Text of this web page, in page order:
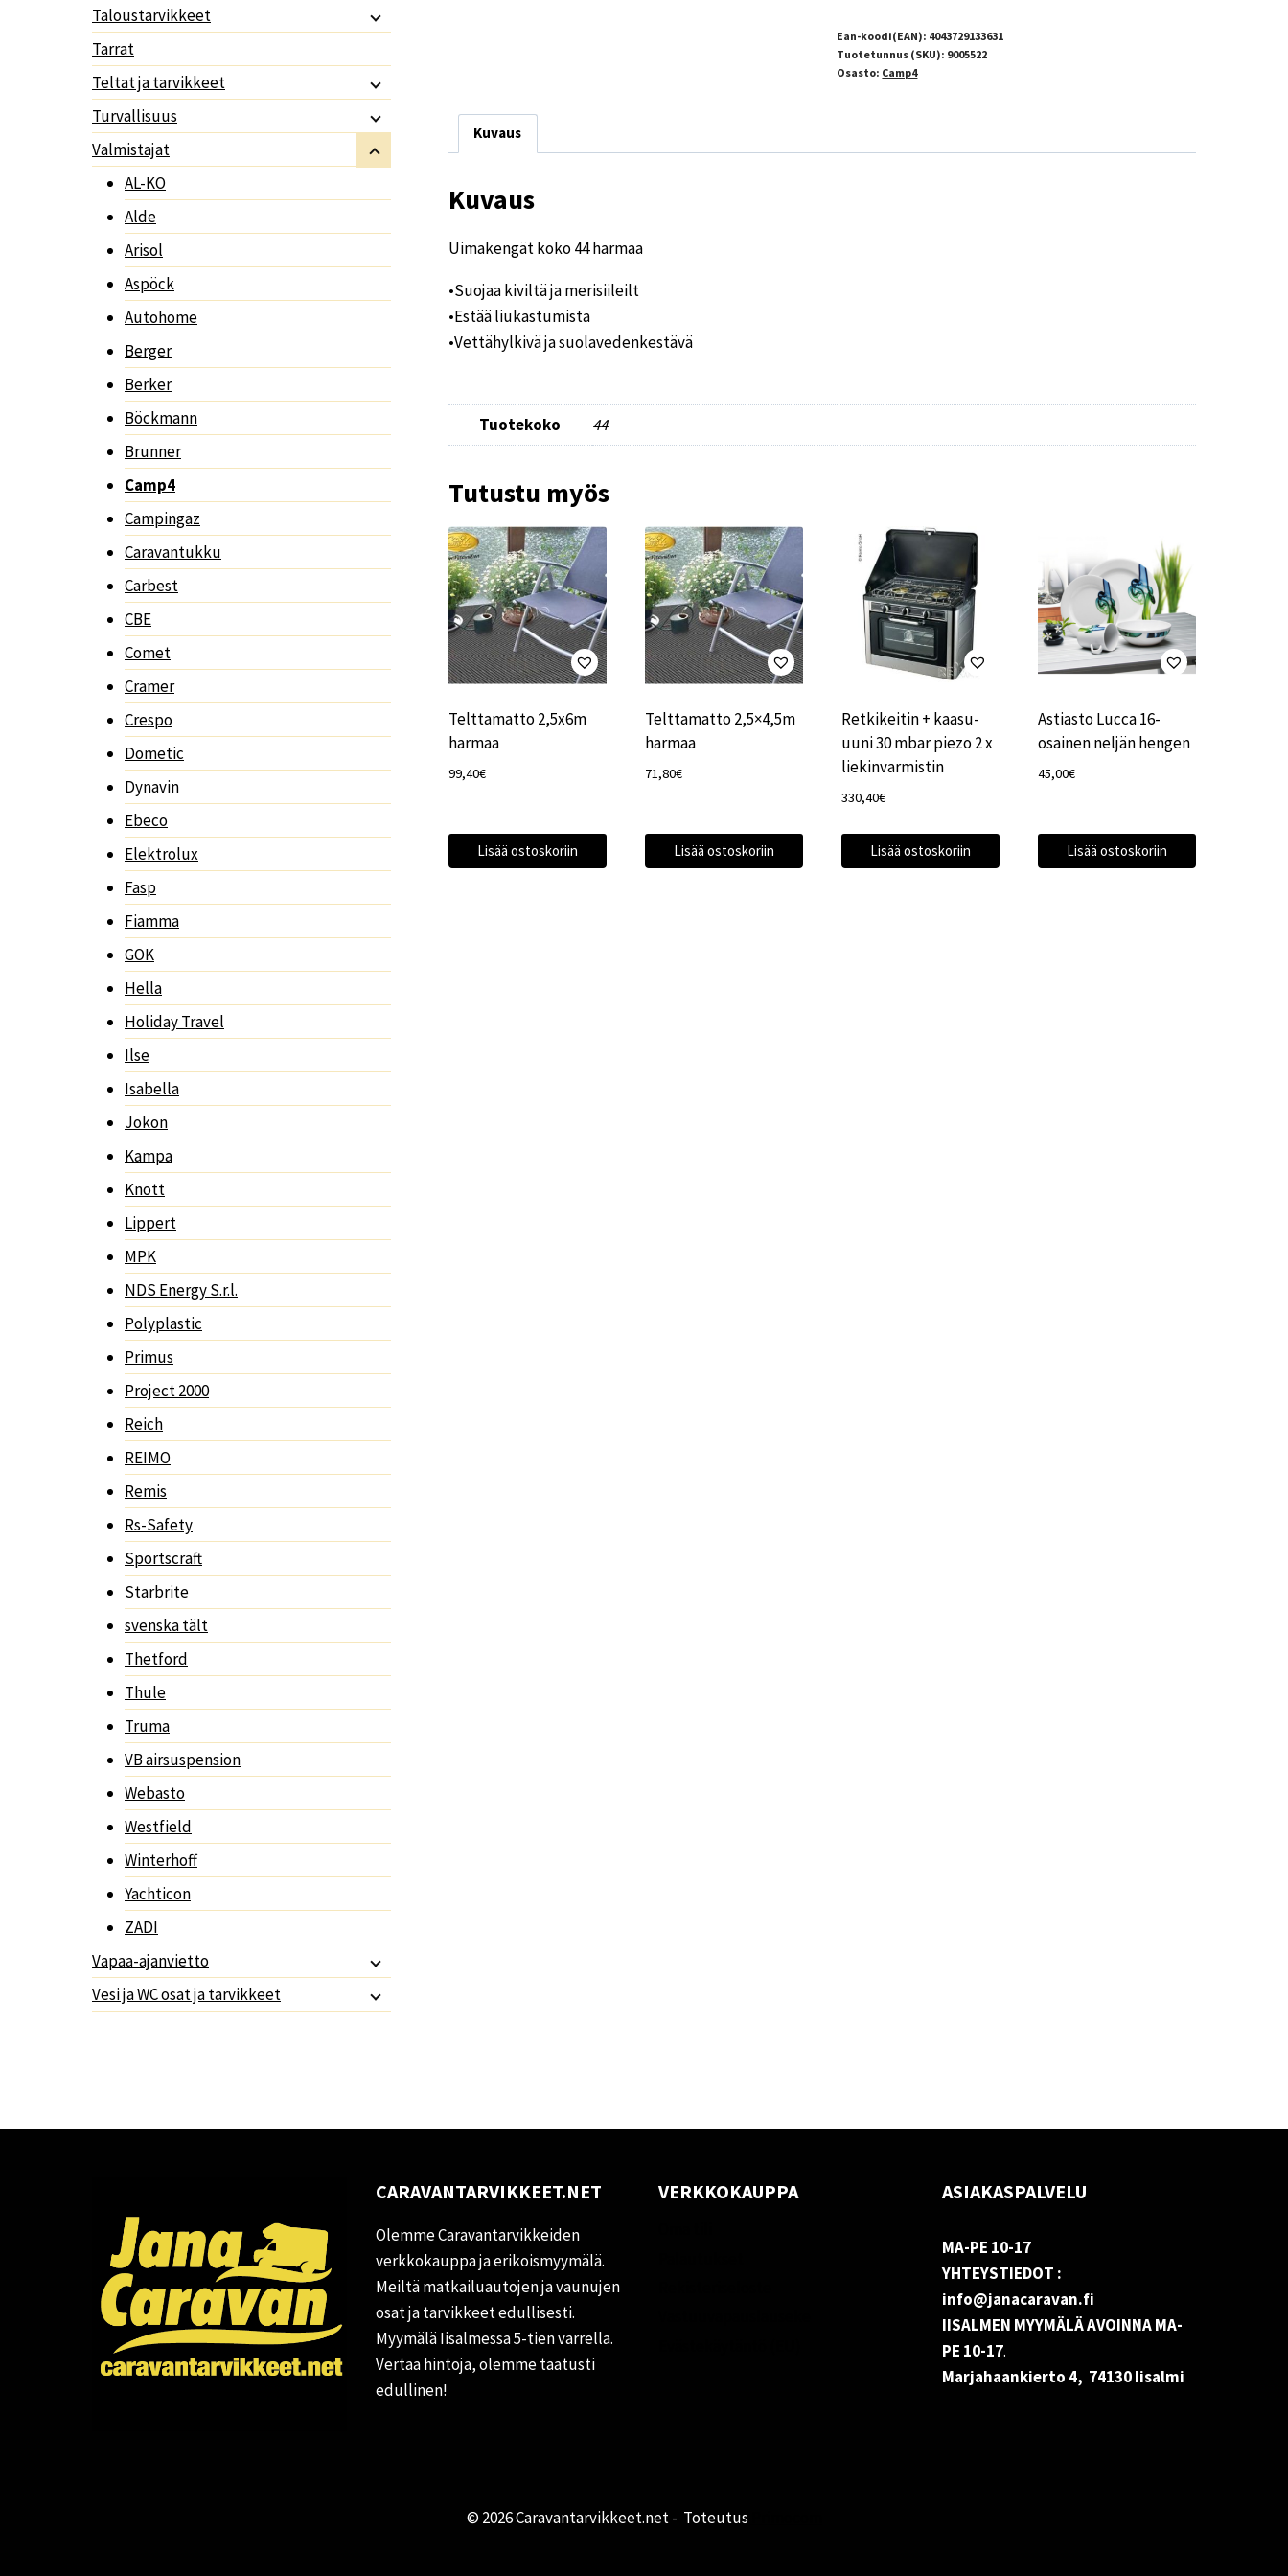
Ean-koodi(EAN): 4043729133631
Tuotetunnus (SKU): 9005522
Osasto: Camp4
Kuvaus
Kuvaus
Uimakengät koko 44 harmaa
•Suojaa kiviltä ja merisiileilt
•Estää liukastumista
•Vettähylkivä ja suolavedenkestävä
Tuotekoko 44
Tutustu myös
Telttamatto 2,5x6m
harmaa
99,40€
Lisää ostoskoriin
Telttamatto 2,5×4,5m
harmaa
71,80€
Lisää ostoskoriin
Retkikeitin + kaasu-
uuni 30 mbar piezo 2 x
liekinvarmistin
330,40€
Lisää ostoskoriin
Astiasto Lucca 16-
osainen neljän hengen
45,00€
Lisää ostoskoriin
Taloustarvikkeet
Tarrat
Teltat ja tarvikkeet
Turvallisuus
Valmistajat
AL-KO
Alde
Arisol
Aspöck
Autohome
Berger
Berker
Böckmann
Brunner
Camp4
Campingaz
Caravantukku
Carbest
CBE
Comet
Cramer
Crespo
Dometic
Dynavin
Ebeco
Elektrolux
Fasp
Fiamma
GOK
Hella
Holiday Travel
Ilse
Isabella
Jokon
Kampa
Knott
Lippert
MPK
NDS Energy S.r.l.
Polyplastic
Primus
Project 2000
Reich
REIMO
Remis
Rs-Safety
Sportscraft
Starbrite
svenska tält
Thetford
Thule
Truma
VB airsuspension
Webasto
Westfield
Winterhoff
Yachticon
ZADI
Vapaa-ajanvietto
Vesi ja WC osat ja tarvikkeet
CARAVANTARVIKKEET.NET
Olemme Caravantarvikkeiden
verkkokauppa ja erikoismyymälä.
Meiltä matkailuautojen ja vaunujen
osat ja tarvikkeet edullisesti.
Myymälä Iisalmessa 5-tien varrella.
Vertaa hintoja, olemme taatusti
edullinen!
VERKKOKAUPPA ASIAKASPALVELU
MA-PE 10-17
YHTEYSTIEDOT :
info@janacaravan.fi
IISALMEN MYYMÄLÄ AVOINNA MA-
PE 10-17.
Marjahaankierto 4, 74130 Iisalmi
© 2026 Caravantarvikkeet.net - Toteutus